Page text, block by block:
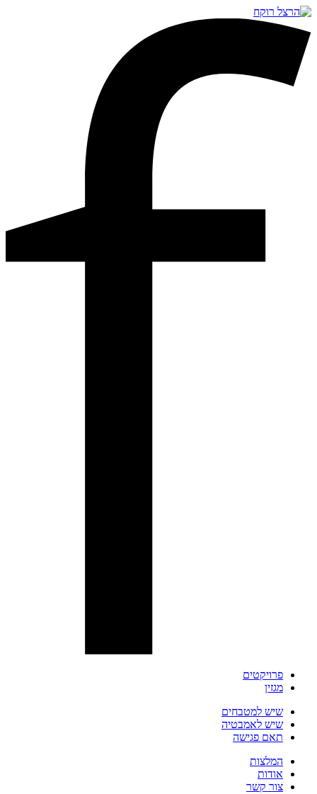
פרויקטים
מגזין
שיש למטבחים
שיש לאמבטיה
תאם פגישה
המלצות
אודות
צור קשר